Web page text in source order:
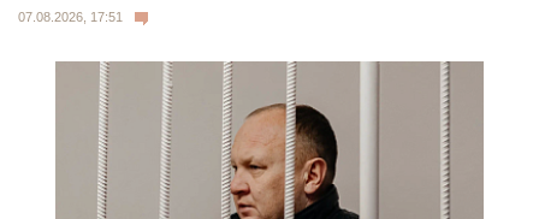
07.08.2026, 17:51